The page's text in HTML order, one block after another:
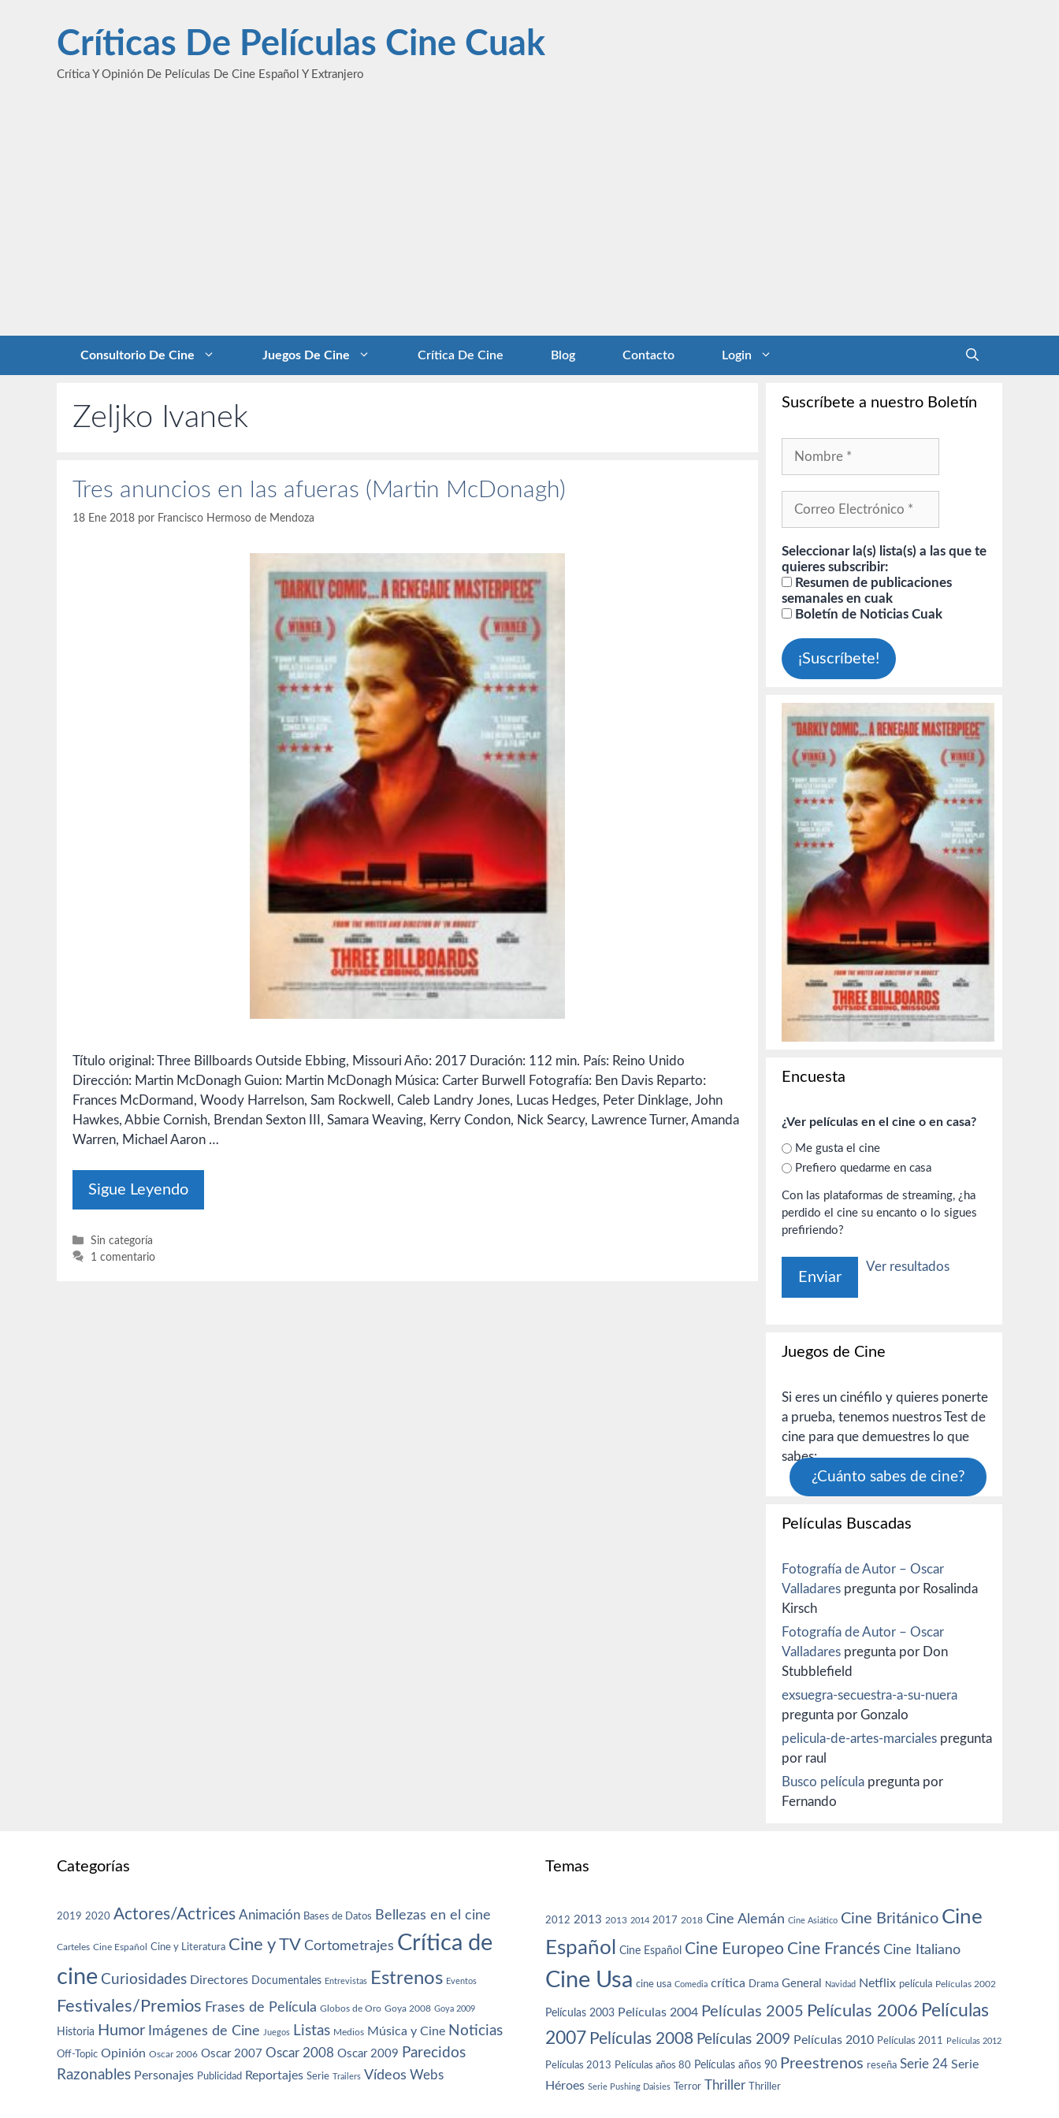
contenidoCríticas De Películas Cine Cuak
Crítica Y Opinión De Películas De Cine Español Y Extranjero
Consultorio De Cine Juegos De Cine Crítica De Cine Blog Contacto Login
Zeljko Ivanek
Tres anuncios en las afueras (Martin McDonagh)
18 Ene 2018 por Francisco Hermoso de Mendoza
Título original: Three Billboards Outside Ebbing, Missouri Año: 2017 Duración: 112 min. País: Reino Unido
Dirección: Martin McDonagh Guion: Martin McDonagh Música: Carter Burwell Fotografía: Ben Davis Reparto:
Frances McDormand, Woody Harrelson, Sam Rockwell, Caleb Landry Jones, Lucas Hedges, Peter Dinklage, John
Hawkes, Abbie Cornish, Brendan Sexton III, Samara Weaving, Kerry Condon, Nick Searcy, Lawrence Turner, Amanda
Warren, Michael Aaron …
Sigue Leyendo
Categorías
Sin categoría
1 comentario
Suscríbete a nuestro Boletín
Seleccionar la(s) lista(s) a las que te
quieres subscribir:
Resumen de publicaciones
semanales en cuak
Boletín de Noticias Cuak
Encuesta
¿Ver películas en el cine o en casa?
Me gusta el cine
Prefiero quedarme en casa
Con las plataformas de streaming, ¿ha
perdido el cine su encanto o lo sigues
prefiriendo?
Ver resultados
Juegos de Cine
Si eres un cinéfilo y quieres ponerte
a prueba, tenemos nuestros Test de
cine para que demuestres lo que
sabes:
¿Cuánto sabes de cine?
Películas Buscadas
Fotografía de Autor – Oscar
Valladares pregunta por Rosalinda
Kirsch
Fotografía de Autor – Oscar
Valladares pregunta por Don
Stubblefield
exsuegra-secuestra-a-su-nuera
pregunta por Gonzalo
pelicula-de-artes-marciales pregunta
por raul
Busco película pregunta por
Fernando
Categorías
2019 2020 Actores/Actrices Animación Bases de Datos Bellezas en el cine
Carteles Cine Español Cine y Literatura Cine y TV Cortometrajes Crítica de
cine Curiosidades Directores Documentales Entrevistas Estrenos Eventos
Festivales/Premios Frases de Película Globos de Oro Goya 2008 Goya 2009
Historia Humor Imágenes de Cine Juegos Listas Medios Música y Cine Noticias
Off-Topic Opinión Oscar 2006 Oscar 2007 Oscar 2008 Oscar 2009 Parecidos
Razonables Personajes Publicidad Reportajes Serie Trailers Vídeos Webs
Temas
2012 2013 2013 2014 2017 2018 Cine Alemán Cine Asiático Cine Británico Cine
Español
Cine Español Cine Europeo Cine Francés Cine Italiano
Cine Usa cine usa Comedia crítica Drama General Navidad Netflix película Películas 2002
Películas 2003 Películas 2004 Películas 2005 Películas 2006 Películas
2007 Películas 2008 Películas 2009 Películas 2010 Películas 2011 Películas 2012
Películas 2013 Películas años 80 Películas años 90 Preestrenos reseña Serie 24 Serie
Héroes Serie Pushing Daisies Terror Thriller Thriller